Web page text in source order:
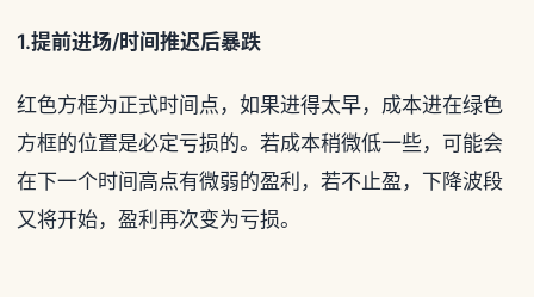
1.提前进场/时间推迟后暴跌
红色方框为正式时间点，如果进得太早，成本进在绿色
方框的位置是必定亏损的。若成本稍微低一些，可能会
在下一个时间高点有微弱的盈利，若不止盈，下降波段
又将开始，盈利再次变为亏损。